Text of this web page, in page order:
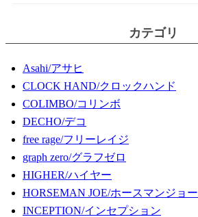
カテゴリ
Asahi/アサヒ
CLOCK HAND/クロックハンド
COLIMBO/コリンボ
DECHO/デコ
free rage/フリーレイジ
graph zero/グラフゼロ
HIGHER/ハイヤー
HORSEMAN JOE/ホースマンジョー
INCEPTION/インセプション